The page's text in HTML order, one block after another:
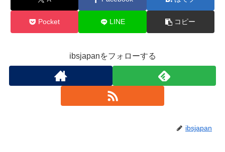
Pocket LINE コピー
ibsjapanをフォローする
ibsjapan